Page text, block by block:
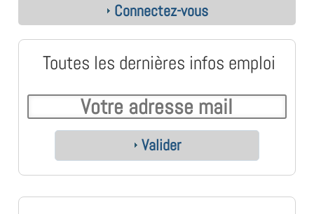
Connectez-vous
Toutes les dernières infos emploi
Valider